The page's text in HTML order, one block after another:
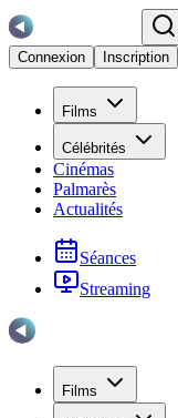
Connexion
Inscription
Films
Célébrités
Cinémas
Palmarès
Actualités
Séances
Streaming
Films